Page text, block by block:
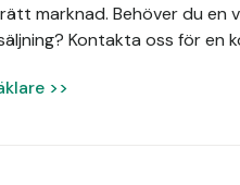
marknad. Behöver du en
Kontakta oss för en
>>